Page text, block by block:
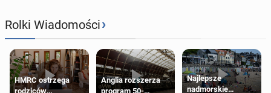
Rolki Wiadomości›
HMRC ostrzega
rodziców
Anglia rozszerza
program 50-
Najlepsze
nadmorskie